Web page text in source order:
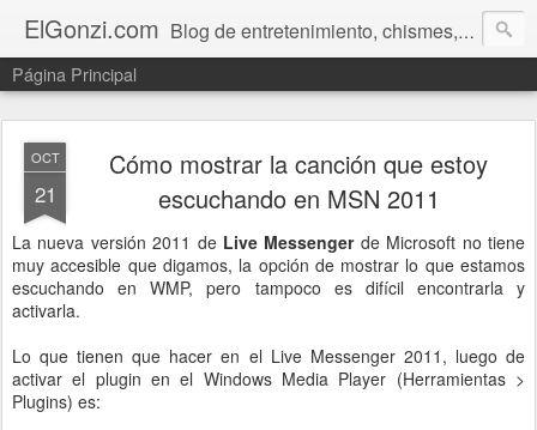
ElGonzi.com Blog de entretenimiento, chismes, humor, farándula, curiosidades, ovnis, noticias calientes, fotos, videos, paranormal y ¡más!
Página Principal
OCT
21
Cómo mostrar la canción que estoy
escuchando en MSN 2011
La nueva versión 2011 de Live Messengerde Microsoft no tiene
muy accesible que digamos, la opción de mostrar lo que estamos
escuchando en WMP, pero tampoco es difícil encontrarla y
activarla.
Lo que tienen que hacer en el Live Messenger 2011, luego de
activar el plugin en el Windows Media Player (Herramientas >
Plugins) es: